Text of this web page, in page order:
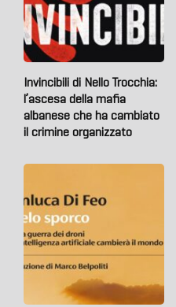
Invincibili di Nello Trocchia:
l’ascesa della mafia
albanese che ha cambiato
il crimine organizzato